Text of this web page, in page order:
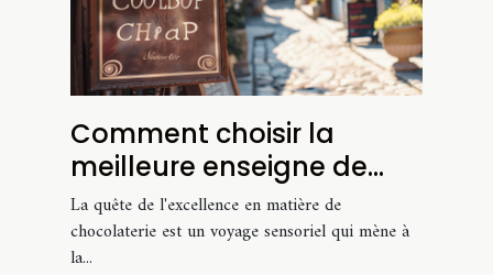
Comment choisir la
meilleure enseigne de
chocolaterie ?
La quête de l'excellence en matière de
chocolaterie est un voyage sensoriel qui mène à
la...